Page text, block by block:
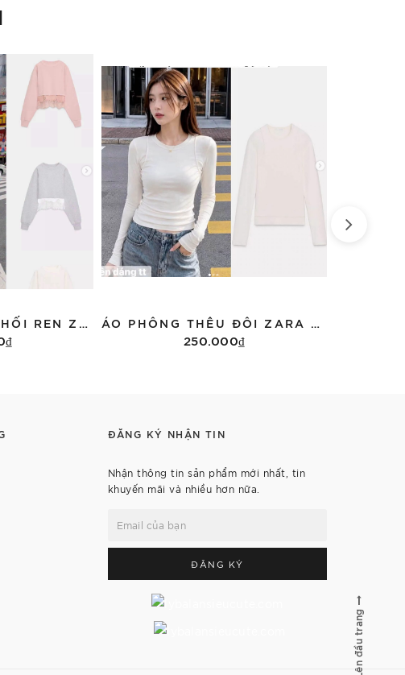
ÁO NỈ CROPTOP PHỐI REN ZARA 0085/311 ÁO PHÔNG THÊU ĐÔI ZARA DÀI TAY 3431/155
250.000₫
ĐĂNG KÝ NHẬN TIN
Nhận thông tin sản phẩm mới nhất, tin
khuyến mãi và nhiều hơn nữa.
ĐĂNG KÝ
Lên đầu trang